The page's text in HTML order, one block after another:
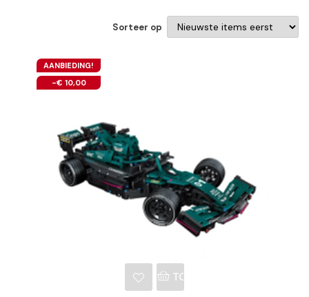
Sorteer op
AANBIEDING!
-€ 10,00
TOEVOEGEN AAN